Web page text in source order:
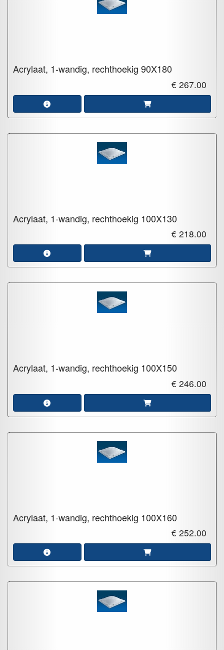
Acrylaat, 1-wandig, rechthoekig 90X180
€ 267.00
Acrylaat, 1-wandig, rechthoekig 100X130
€ 218.00
Acrylaat, 1-wandig, rechthoekig 100X150
€ 246.00
Acrylaat, 1-wandig, rechthoekig 100X160
€ 252.00